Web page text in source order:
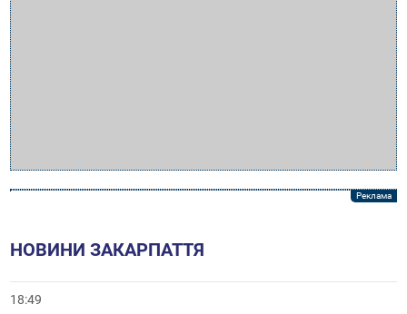
НОВИНИ ЗАКАРПАТТЯ
18:49